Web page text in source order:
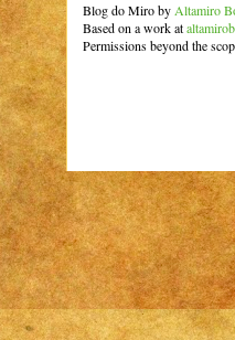
Blog do Miroby Altamiro
Based on a work at
Permissions beyond the